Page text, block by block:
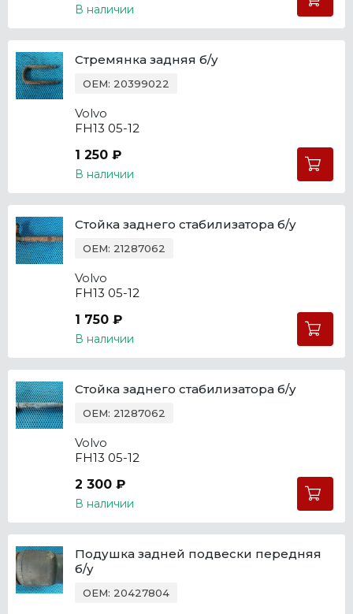
В наличии
Стремянка задняя б/у
OEM: 20399022
Volvo
FH13 05-12
1 250 ₽
В наличии
Стойка заднего стабилизатора б/у
OEM: 21287062
Volvo
FH13 05-12
1 750 ₽
В наличии
Стойка заднего стабилизатора б/у
OEM: 21287062
Volvo
FH13 05-12
2 300 ₽
В наличии
Подушка задней подвески передняя
б/у
OEM: 20427804